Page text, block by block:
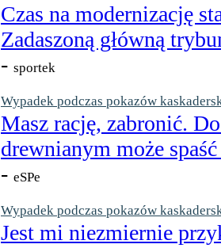
Czas na modernizację
Zadaszoną główną
- sportek
Wypadek podczas pokazów
Masz rację, zabronić.
drewnianym może
- eSPe
Wypadek podczas pokazów
Jest mi niezmiernie